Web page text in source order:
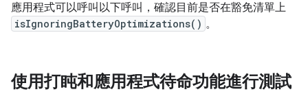
應用程式可以呼叫以下呼叫，確認目前是否在豁免清單上
isIgnoringBatteryOptimizations() 。
使用打盹和應用程式待命功能進行測試